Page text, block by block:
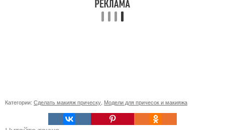
Категории: Сделать макияж прическу Модели для причесок и макияжа